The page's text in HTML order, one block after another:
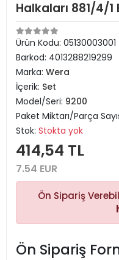
Halkaları 881/4/
Ürün Kodu: 05130003001
Barkod: 4013288219299
Marka: Wera
İçerik: Set
Model/Seri: 9200
Paket Miktarı/Parça
Stok: Stokta yok
414,54 TL
7.54 EUR
Ön Sipariş
Ön Sipariş